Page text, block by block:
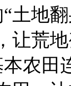
土地
让荒
农田